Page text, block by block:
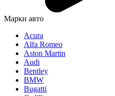
Марки авто
Acura
Alfa Romeo
Aston Martin
Audi
Bentley
BMW
Bugatti